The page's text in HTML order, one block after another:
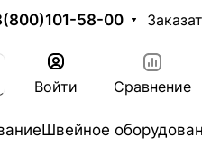
58-00
Войти Сравнение
Швейное